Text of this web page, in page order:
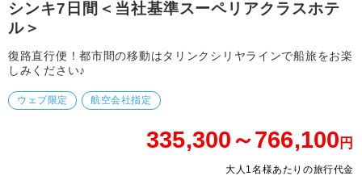
シンキ7日間＜当社基準スーペリアクラスホテ
ル＞
復路直行便！都市間の移動はタリンクシリヤラインで船旅をお楽
しみください♪
ウェブ限定 航空会社指定
335,300～766,100 円
大人1名様あたりの旅行代金